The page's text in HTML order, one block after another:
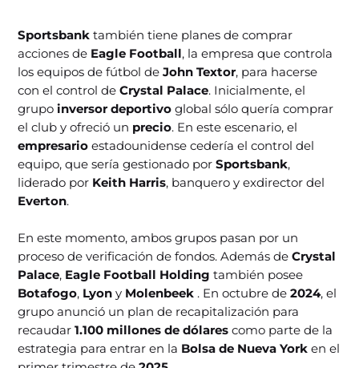
Sportsbanktambién tiene planes de comprar
acciones de Eagle Football, la empresa que controla
los equipos de fútbol deJohn Textor, para hacerse
con el control deCrystal Palace. Inicialmente, el
grupoinversor deportivoglobal sólo quería comprar
el club y ofreció un precio. En este escenario, el
empresarioestadounidense cedería el control del
equipo, que sería gestionado porSportsbank,
liderado por Keith Harris, banquero y exdirector del
Everton.
En este momento, ambos grupos pasan por un
proceso de verificación de fondos. Además deCrystal
Palace, Eagle Football Holdingtambién posee
Botafogo, Lyony Molenbeek . En octubre de2024, el
grupo anunció un plan de recapitalización para
recaudar1.100 millones de dólarescomo parte de la
estrategia para entrar en la Bolsa de Nueva Yorken el